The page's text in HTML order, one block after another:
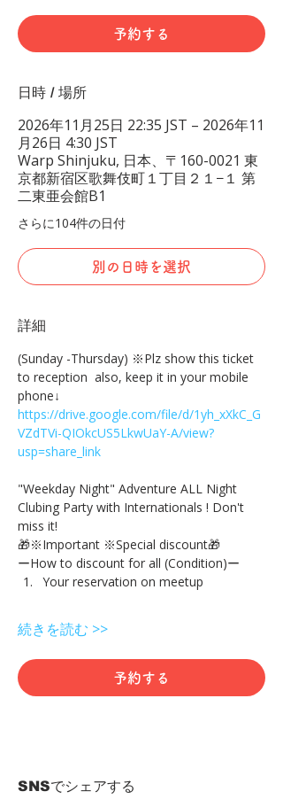
予約する
日時 / 場所
2026年11月25日 22:35 JST – 2026年11
月26日 4:30 JST
Warp Shinjuku, 日本、〒160-0021 東
京都新宿区歌舞伎町１丁目２１−１ 第
二東亜会館B1
さらに104件の日付
別の日時を選択
詳細
(Sunday -Thursday) ※Plz show this ticket
to reception  also, keep it in your mobile
phone↓
https://drive.google.com/file/d/1yh_xXkC_G
VZdTVi-QIOkcUS5LkwUaY-A/view?
usp=share_link
"Weekday Night" Adventure ALL Night
Clubing Party with Internationals ! Don't
miss it!
🎁※Important ※Special discount🎁
ーHow to discount for all (Condition)ー
Your reservation on meetup
続きを読む >>
予約する
SNSでシェアする